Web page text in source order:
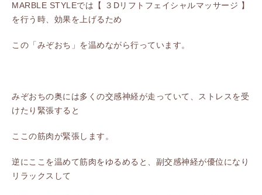
MARBLE STYLEでは【 ３Dリフトフェイシャルマッサージ 】
を行う時、効果を上げるため
この「みぞおち」を温めながら行っています。
みぞおちの奥には多くの交感神経が走っていて、ストレスを受
けたり緊張すると
ここの筋肉が緊張します。
逆にここを温めて筋肉をゆるめると、副交感神経が優位になり
リラックスして